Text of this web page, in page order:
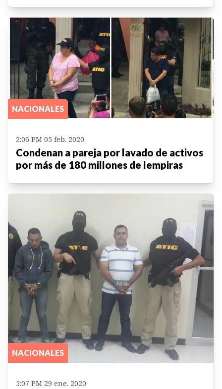
NACIONALES
2:06 PM 05 feb. 2020
Condenan a pareja por lavado de activos
por más de 180 millones de lempiras
NACIONALES
5:07 PM 29 ene. 2020